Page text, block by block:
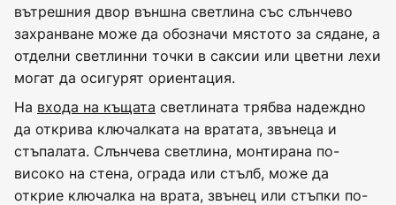
вътрешния двор външна светлина със слънчево
захранване може да обозначи мястото за сядане, а
отделни светлинни точки в саксии или цветни лехи
могат да осигурят ориентация.
На входа на къщата светлината трябва надеждно
да открива ключалката на вратата, звънеца и
стъпалата. Слънчева светлина, монтирана по-
високо на стена, ограда или стълб, може да
открие ключалка на врата, звънец или стъпки по-